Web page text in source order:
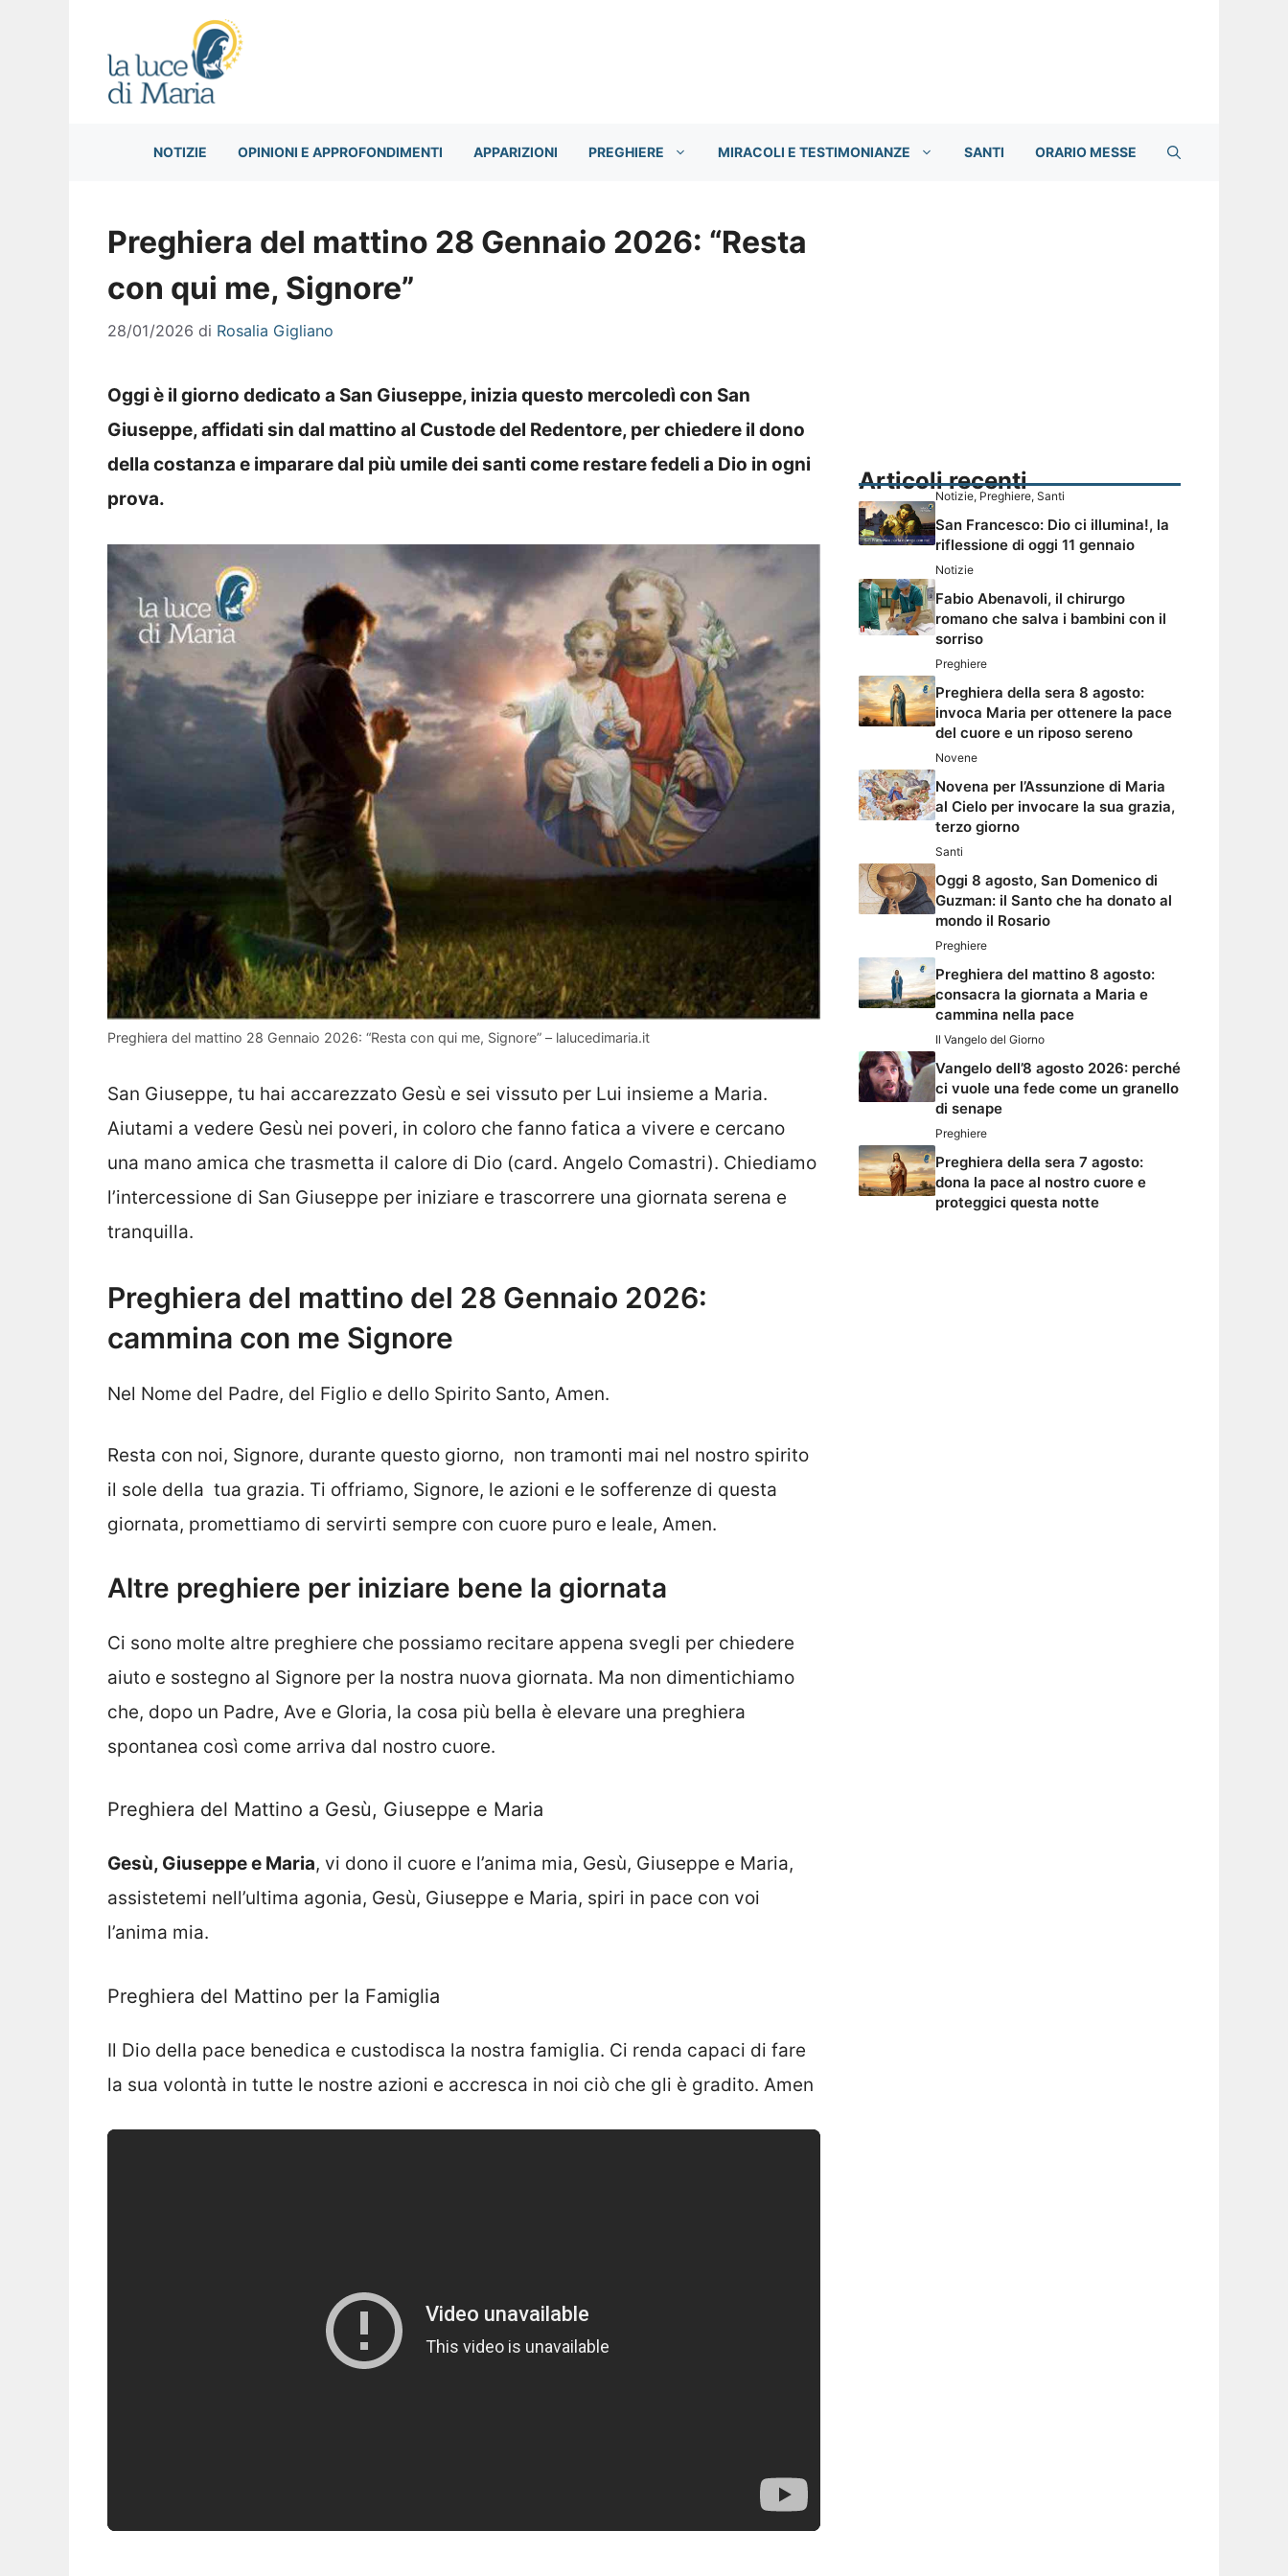
NOTIZIE OPINIONI E APPROFONDIMENTI APPARIZIONI PREGHIERE MIRACOLI E TESTIMONIANZE SANTI ORARIO MESSE
Preghiera del mattino 28 Gennaio 2026: “Resta
con qui me, Signore”
28/01/2026 di Rosalia Gigliano
Oggi è il giorno dedicato a San Giuseppe, inizia questo mercoledì con San
Giuseppe, affidati sin dal mattino al Custode del Redentore, per chiedere il dono
della costanza e imparare dal più umile dei santi come restare fedeli a Dio in ogni
prova.
Preghiera del mattino 28 Gennaio 2026: “Resta con qui me, Signore” – lalucedimaria.it
San Giuseppe, tu hai accarezzato Gesù e sei vissuto per Lui insieme a Maria.
Aiutami a vedere Gesù nei poveri, in coloro che fanno fatica a vivere e cercano
una mano amica che trasmetta il calore di Dio (card. Angelo Comastri). Chiediamo
l’intercessione di San Giuseppe per iniziare e trascorrere una giornata serena e
tranquilla.
Preghiera del mattino del 28 Gennaio 2026:
cammina con me Signore
Nel Nome del Padre, del Figlio e dello Spirito Santo, Amen.
Resta con noi, Signore, durante questo giorno, non tramonti mai nel nostro spirito
il sole della tua grazia. Ti offriamo, Signore, le azioni e le sofferenze di questa
giornata, promettiamo di servirti sempre con cuore puro e leale, Amen.
Altre preghiere per iniziare bene la giornata
Ci sono molte altre preghiere che possiamo recitare appena svegli per chiedere
aiuto e sostegno al Signore per la nostra nuova giornata. Ma non dimentichiamo
che, dopo un Padre, Ave e Gloria, la cosa più bella è elevare una preghiera
spontanea così come arriva dal nostro cuore.
Preghiera del Mattino a Gesù, Giuseppe e Maria
Gesù, Giuseppe e Maria, vi dono il cuore e l’anima mia, Gesù, Giuseppe e Maria,
assistetemi nell’ultima agonia, Gesù, Giuseppe e Maria, spiri in pace con voi
l’anima mia.
Preghiera del Mattino per la Famiglia
Il Dio della pace benedica e custodisca la nostra famiglia. Ci renda capaci di fare
la sua volontà in tutte le nostre azioni e accresca in noi ciò che gli è gradito. Amen
Articoli recenti
Notizie, Preghiere, Santi
San Francesco: Dio ci illumina!, la
riflessione di oggi 11 gennaio
Notizie
Fabio Abenavoli, il chirurgo
romano che salva i bambini con il
sorriso
Preghiere
Preghiera della sera 8 agosto:
invoca Maria per ottenere la pace
del cuore e un riposo sereno
Novene
Novena per l’Assunzione di Maria
al Cielo per invocare la sua grazia,
terzo giorno
Santi
Oggi 8 agosto, San Domenico di
Guzman: il Santo che ha donato al
mondo il Rosario
Preghiere
Preghiera del mattino 8 agosto:
consacra la giornata a Maria e
cammina nella pace
Il Vangelo del Giorno
Vangelo dell’8 agosto 2026: perché
ci vuole una fede come un granello
di senape
Preghiere
Preghiera della sera 7 agosto:
dona la pace al nostro cuore e
proteggici questa notte